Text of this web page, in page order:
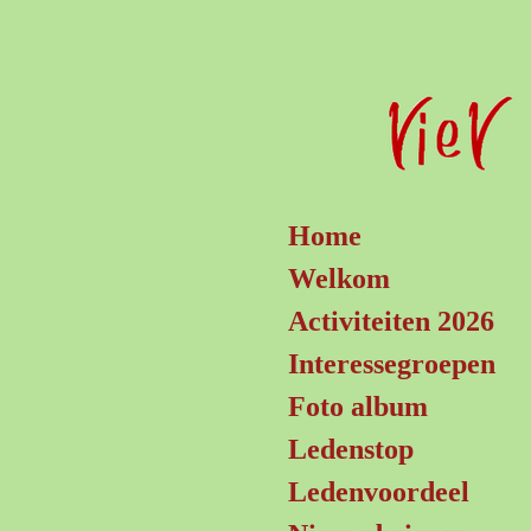
Home
Welkom
Activiteiten 2026
Interessegroepen
Foto album
Ledenstop
Ledenvoordeel